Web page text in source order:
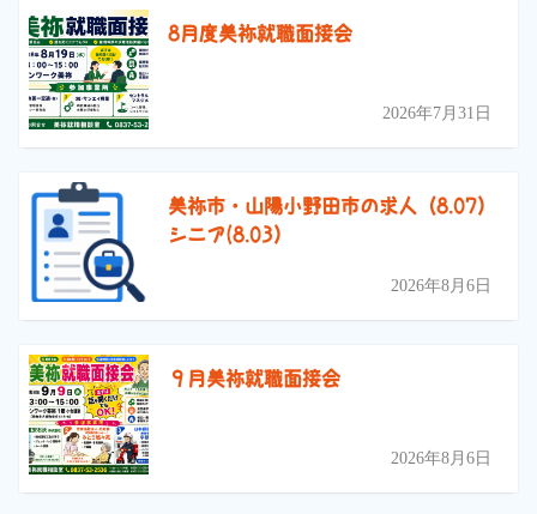
8月度美祢就職面接会
2026年7月31日
美祢市・山陽小野田市の求人（8.07）
シニア(8.03）
2026年8月6日
９月美祢就職面接会
2026年8月6日